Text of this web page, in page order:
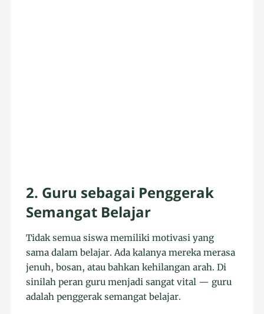
2. Guru sebagai Penggerak
Semangat Belajar
Tidak semua siswa memiliki motivasi yang
sama dalam belajar. Ada kalanya mereka merasa
jenuh, bosan, atau bahkan kehilangan arah. Di
sinilah peran guru menjadi sangat vital — guru
adalah penggerak semangat belajar.